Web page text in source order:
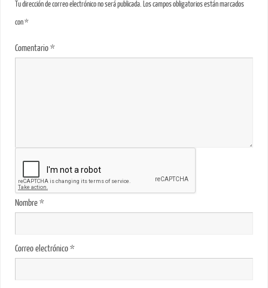
Tu dirección de correo electrónico no será publicada. Los campos obligatorios están marcados
con*
Comentario*
Nombre*
Correo electrónico*